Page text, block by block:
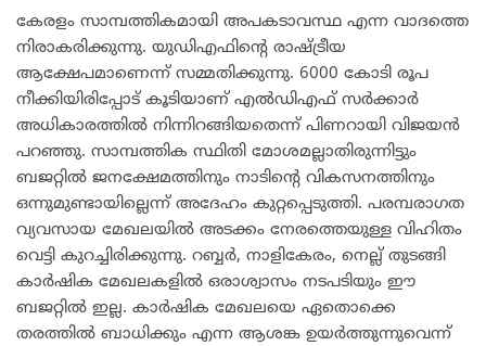
കേരളം സാമ്പത്തികമായി അപകടാവസ്ഥ എന്ന വാദത്തെ
നിരാകരിക്കുന്നു. യുഡിഎഫിന്റെ രാഷ്ട്രീയ
ആക്ഷേപമാണെന്ന് സമ്മതിക്കുന്നു. 6000 കോടി രൂപ
നീക്കിയിരിപ്പോട് കൂടിയാണ് എൽഡിഎഫ് സർക്കാർ
അധികാരത്തിൽ നിന്നിറങ്ങിയതെന്ന് പിണറായി വിജയൻ
പറഞ്ഞു. സാമ്പത്തിക സ്ഥിതി മോശമല്ലാതിരുന്നിട്ടും
ബജറ്റിൽ ജനക്ഷേമത്തിനും നാടിന്റെ വികസനത്തിനും
ഒന്നുമുണ്ടായില്ലെന്ന് അദേഹം കുറ്റപ്പെടുത്തി. പരമ്പരാഗത
വ്യവസായ മേഖലയിൽ അടക്കം നേരത്തെയുള്ള വിഹിതം
വെട്ടി കുറച്ചിരിക്കുന്നു. റബ്ബർ, നാളികേരം, നെല്ല് തുടങ്ങി
കാർഷിക മേഖലകളിൽ ഒരാശ്വാസം നടപടിയും ഈ
ബജറ്റിൽ ഇല്ല. കാർഷിക മേഖലയെ ഏതൊക്കെ
തരത്തിൽ ബാധിക്കും എന്ന ആശങ്ക ഉയർത്തുന്നുവെന്ന്